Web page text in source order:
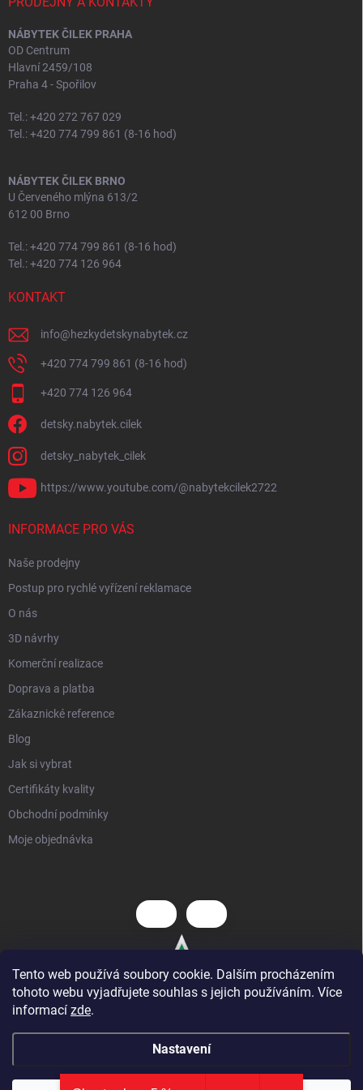
Tento web používá soubory cookie. Dalším procházením
tohoto webu vyjadřujete souhlas s jejich používáním. Více
informací zde.
Nastavení
NÁBYTEK ČILEK PRAHA
OD Centrum
Hlavní 2459/108
Praha 4 - Spořilov
Tel.: +420 272 767 029
Tel.: +420 774 799 861 (8-16 hod)
NÁBYTEK ČILEK BRNO
U Červeného mlýna 613/2
612 00 Brno
Tel.: +420 774 799 861 (8-16 hod)
Tel.: +420 774 126 964
KONTAKT
info@hezkydetskynabytek.cz
+420 774 799 861 (8-16 hod)
+420 774 126 964
detsky.nabytek.cilek
detsky_nabytek_cilek
https://www.youtube.com/@nabytekcilek2722
INFORMACE PRO VÁS
Naše prodejny
Postup pro rychlé vyřízení reklamace
O nás
3D návrhy
Komerční realizace
Doprava a platba
Zákaznické reference
Blog
Jak si vybrat
Certifikáty kvality
Obchodní podmínky
Moje objednávka